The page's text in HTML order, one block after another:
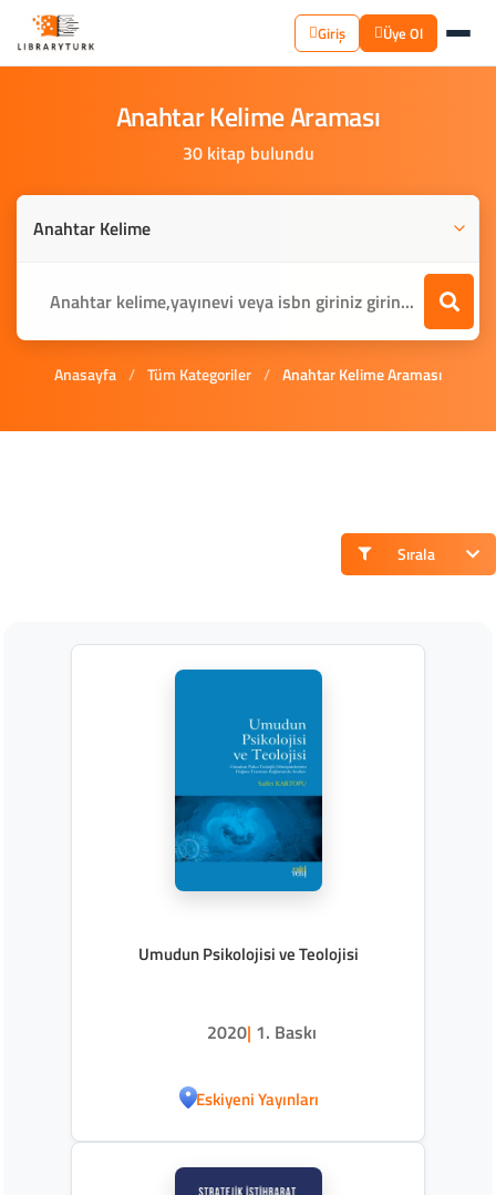
Giriş Üye Ol
AnahtarKelimeAraması
30 kitap bulundu
Anasayfa / Tüm Kategoriler / Anahtar Kelime Araması
Sırala
Umudun Psikolojisi ve Teolojisi
2020| 1. Baskı
Eskiyeni Yayınları